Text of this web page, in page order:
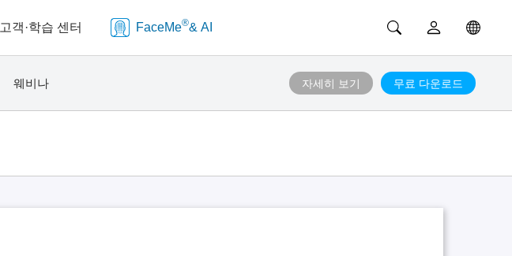
고객·학습 센터 FaceMe®& AI
웨비나 자세히 보기 무료 다운로드